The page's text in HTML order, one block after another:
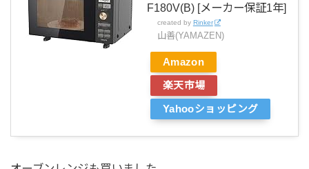
F180V(B) [メーカー保証1年]
created by Rinker
山善(YAMAZEN)
Amazon
楽天市場
Yahooショッピング